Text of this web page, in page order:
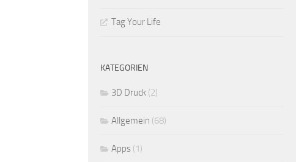
Tag Your Life
KATEGORIEN
3D Druck (2)
Allgemein (68)
Apps (1)